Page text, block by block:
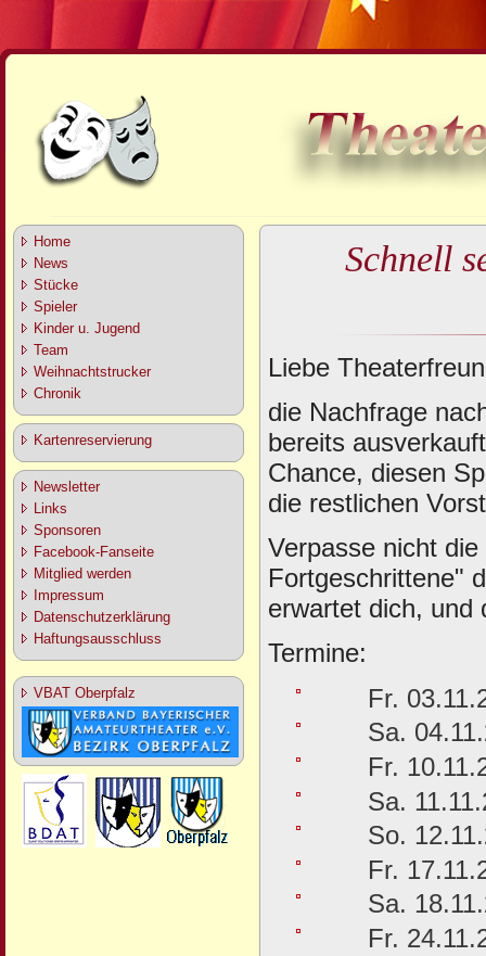
Home
News
Stücke
Spieler
Kinder u. Jugend
Team
Weihnachtstrucker
Chronik
Kartenreservierung
Newsletter
Links
Sponsoren
Facebook-Fanseite
Mitglied werden
Impressum
Datenschutzerklärung
Haftungsausschluss
VBAT Oberpfalz
Schnell
Liebe
die Nachfrage
bereits
Chance, diesen
die restlichen
Verpasse nicht
Fortgeschrittene"
erwartet dich, und
Termine:
Fr.
Sa.
Fr.
Sa.
So.
Fr.
Sa.
Fr.